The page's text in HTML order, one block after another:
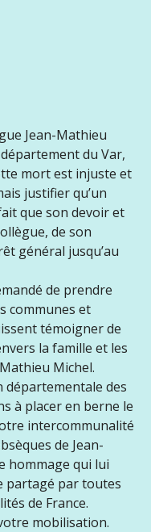
Jean-Mathieu
du Var,
mort est injuste et
justifier qu’un
que son devoir et
de son
général jusqu’au
de prendre
communes et
témoigner de
la famille et les
Michel.
départementale des
à placer en berne le
intercommunalité
de Jean-
hommage qui lui
partagé par toutes
de France.
mobilisation.